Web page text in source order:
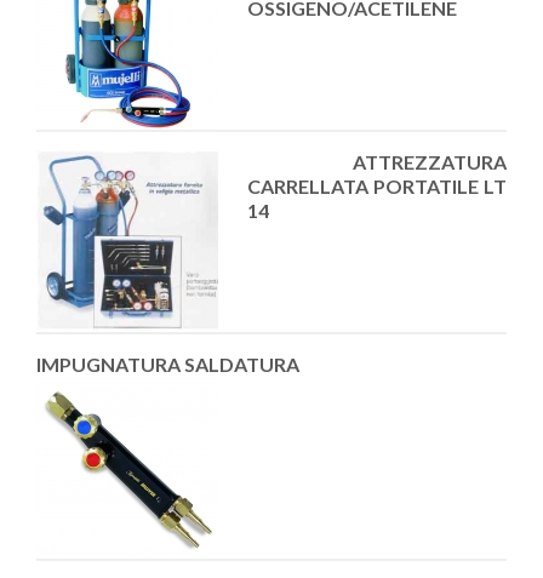
OSSIGENO/ACETILENE
ATTREZZATURA
CARRELLATA PORTATILE LT
14
IMPUGNATURA SALDATURA